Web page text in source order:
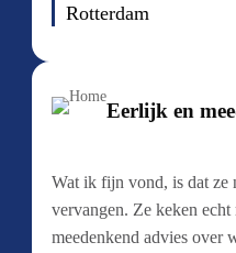
Rotterdam
Eerlijk en
Wat ik fijn vond, is dat ze
vervangen. Ze keken
meedenkend advies over